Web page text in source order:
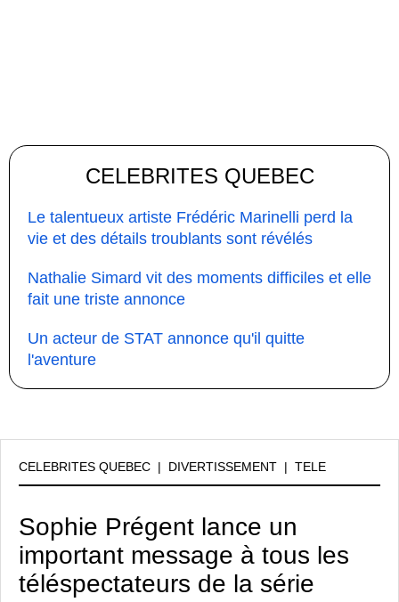
CELEBRITES QUEBEC
Le talentueux artiste Frédéric Marinelli perd la
vie et des détails troublants sont révélés
Nathalie Simard vit des moments difficiles et elle
fait une triste annonce
Un acteur de STAT annonce qu'il quitte
l'aventure
CELEBRITES QUEBEC | DIVERTISSEMENT | TELE
Sophie Prégent lance un
important message à tous les
téléspectateurs de la série